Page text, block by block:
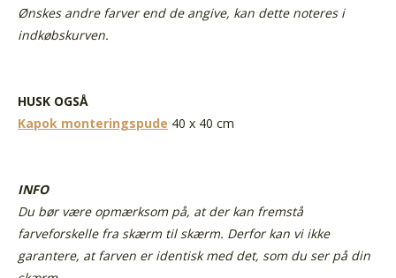
Ønskes andre farver end de angive, kan dette noteres i
indkøbskurven.
HUSK OGSÅ
Kapok monteringspude 40 x 40 cm
INFO
Du bør være opmærksom på, at der kan fremstå
farveforskelle fra skærm til skærm. Derfor kan vi ikke
garantere, at farven er identisk med det, som du ser på din